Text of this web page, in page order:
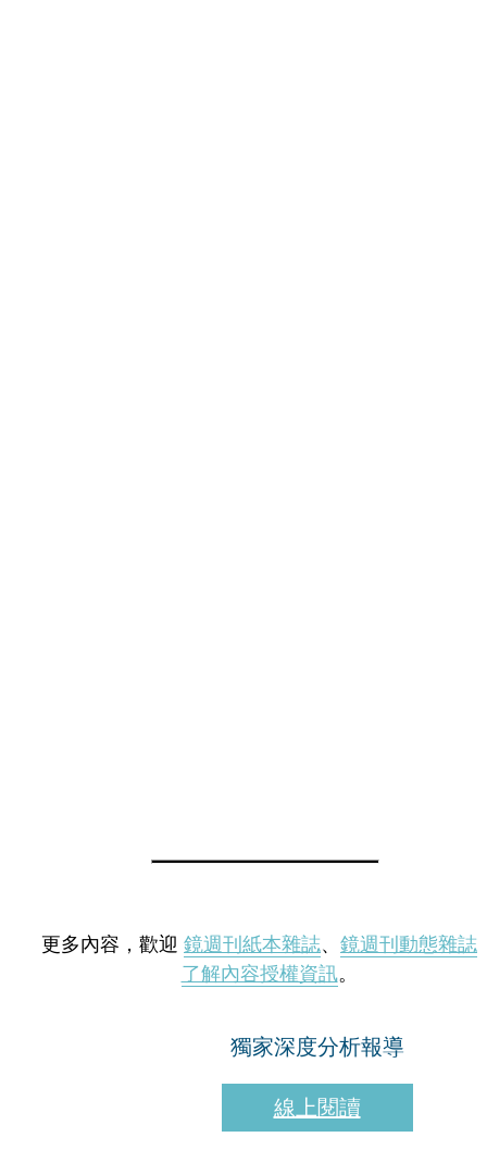
更多內容，歡迎 鏡週刊紙本雜誌、 鏡週刊動態雜誌
了解內容授權資訊。
獨家深度分析報導
線上閱讀